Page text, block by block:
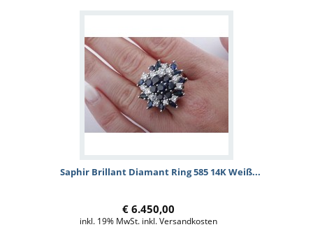
Saphir Brillant Diamant Ring 585 14K Weiß...
€ 6.450,00
inkl. 19% MwSt. inkl. Versandkosten